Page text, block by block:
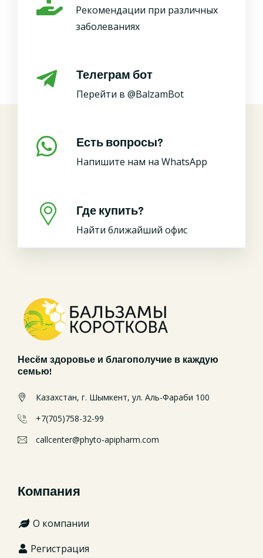
Рекомендации при различных
заболеваниях
Телеграм бот
Перейти в @BalzamBot
Есть вопросы?
Напишите нам на WhatsApp
Где купить?
Найти ближайший офис
Несём здоровье и благополучие в каждую
семью!
Казахстан, г. Шымкент, ул. Аль-Фараби 100
+7(705)758-32-99
callcenter@phyto-apipharm.com
Компания
О компании
Регистрация